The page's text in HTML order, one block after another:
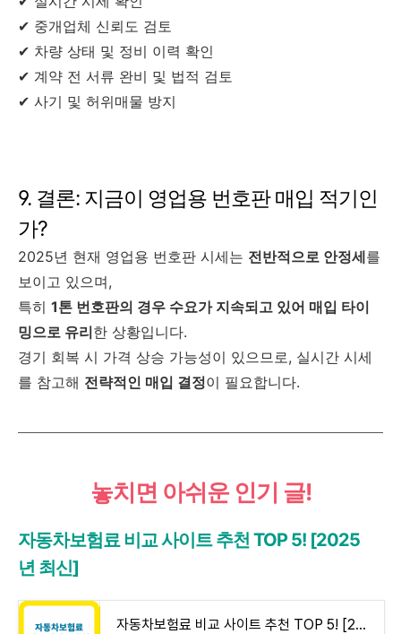
✔ 중개업체 신뢰도 검토
✔ 차량 상태 및 정비 이력 확인
✔ 계약 전 서류 완비 및 법적 검토
✔ 사기 및 허위매물 방지
9. 결론: 지금이 영업용 번호판 매입 적기인
가?
2025년 현재 영업용 번호판 시세는 전반적으로 안정세를
보이고 있으며,
특히 1톤 번호판의 경우 수요가 지속되고 있어 매입 타이
밍으로 유리한 상황입니다.
경기 회복 시 가격 상승 가능성이 있으므로, 실시간 시세
를 참고해 전략적인 매입 결정이 필요합니다.
놓치면 아쉬운 인기 글!
자동차보험료 비교 사이트 추천 TOP 5! [2025
년 최신]
자동차보험료 비교 사이트 추천 TOP 5! [2025년 최신] - 인폼카